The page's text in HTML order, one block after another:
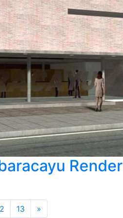
Render
13 »